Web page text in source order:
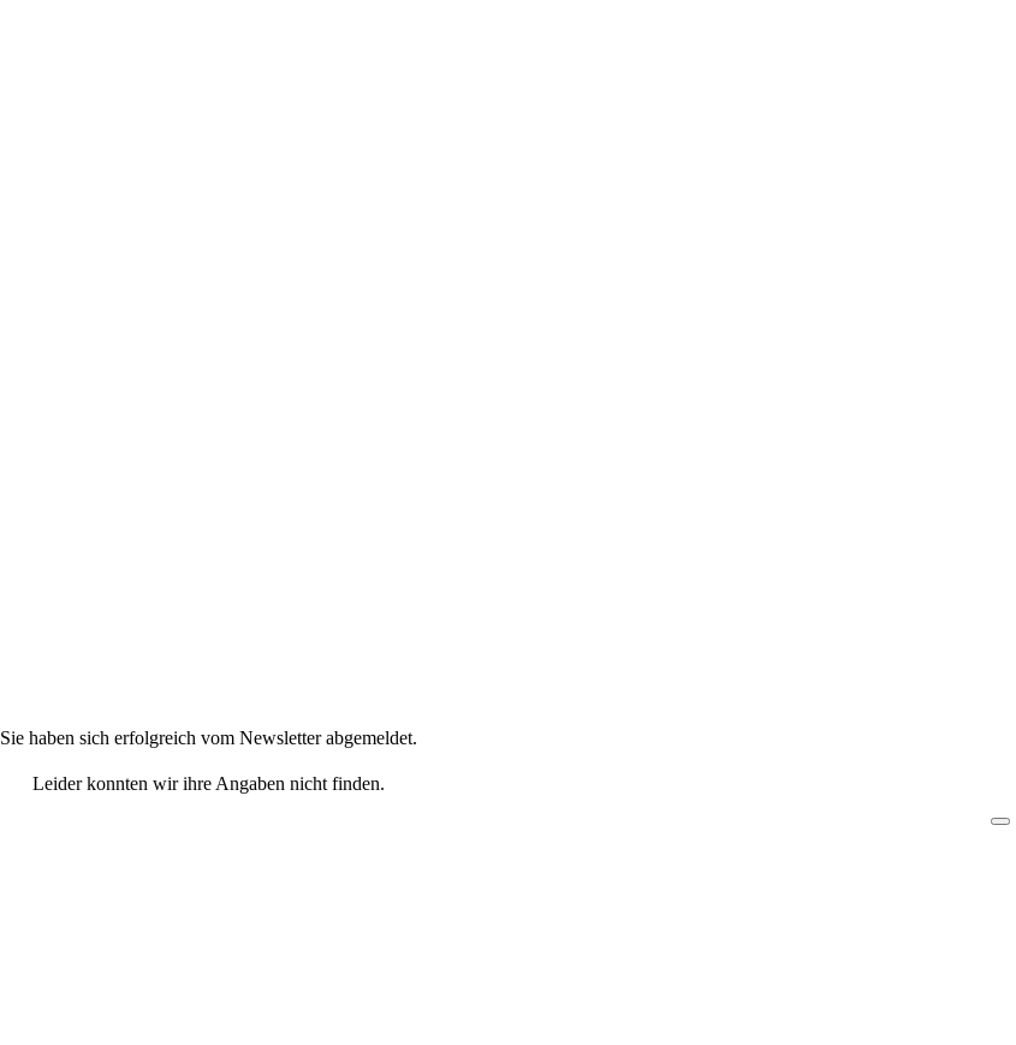
Sie haben sich erfolgreich vom Newsletter abgemeldet.
Leider konnten wir ihre Angaben nicht finden.